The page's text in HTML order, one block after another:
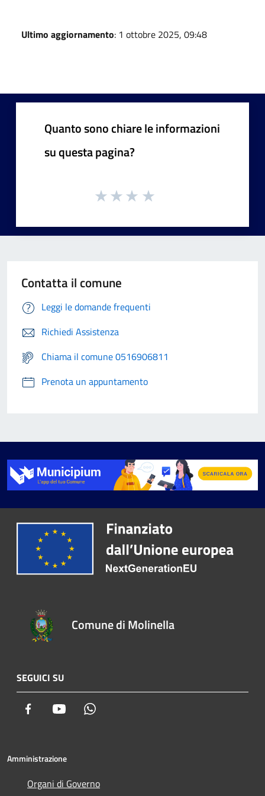
Ultimo aggiornamento: 1 ottobre 2025, 09:48
Quanto sono chiare le informazioni
su questa pagina?
Contatta il comune
Leggi le domande frequenti
Richiedi Assistenza
Chiama il comune 0516906811
Prenota un appuntamento
Comune di Molinella
SEGUICI SU
Facebook Youtube
Amministrazione
Organi di Governo